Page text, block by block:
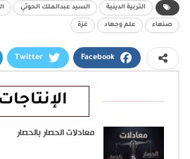
التربية الدينية السيد عبدالملك الحوثي
صنعاء علم وجهاد غزة
Facebook
Twitter
الإنتاجات
معادلات الحصار بالحصار